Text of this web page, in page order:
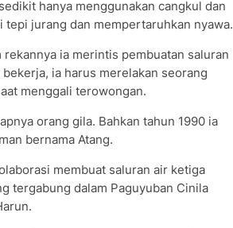
hanya menggunakan cangkul dan
jurang dan mempertaruhkan nyawa.
ia merintis pembuatan saluran
ia harus merelakan seorang
menggali terowongan.
orang gila. Bahkan tahun 1990 ia
bernama Atang.
membuat saluran air ketiga
tergabung dalam Paguyuban Cinila